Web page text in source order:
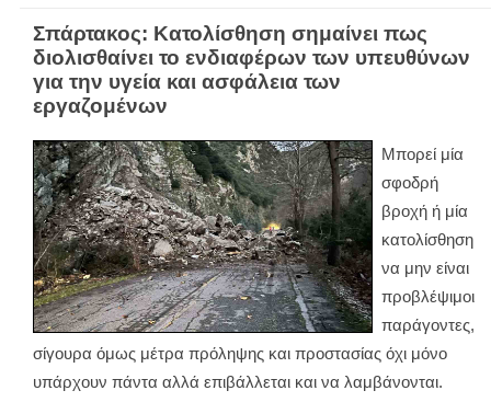
Σπάρτακος: Κατολίσθηση σημαίνει πως
διολισθαίνει το ενδιαφέρων των υπευθύνων
για την υγεία και ασφάλεια των
εργαζομένων
Μπορεί μία
σφοδρή
βροχή ή μία
κατολίσθηση
να μην είναι
προβλέψιμοι
παράγοντες,
σίγουρα όμως μέτρα πρόληψης και προστασίας όχι μόνο
υπάρχουν πάντα αλλά επιβάλλεται και να λαμβάνονται.